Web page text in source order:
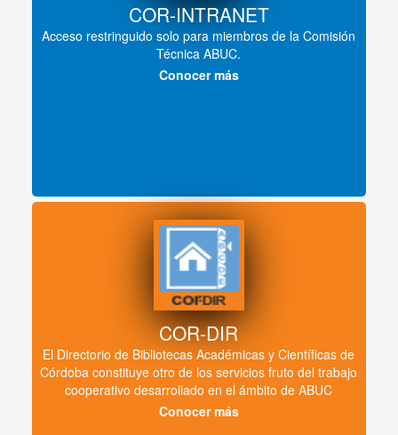
COR-INTRANET
Acceso restringuido solo para miembros de la Comisión
Técnica ABUC.
Conocer más
COR-DIR
El Directorio de Bibliotecas Académicas y Científicas de
Córdoba constituye otro de los servicios fruto del trabajo
cooperativo desarrollado en el ámbito de ABUC
Conocer más